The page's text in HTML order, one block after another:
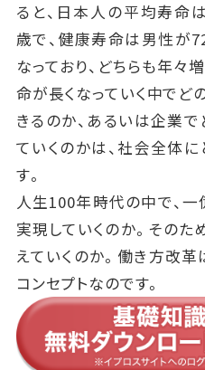
ると、日本人の平均寿命
歳で、健康寿命は男性が
なっており、どちらも年々
命が長くなっていく中でど
きるのか、あるいは企業
ていくのかは、社会全体
す。
人生100年時代の中で、
実現していくのか。そのた
えていくのか。働き方改革
コンセプトなのです。